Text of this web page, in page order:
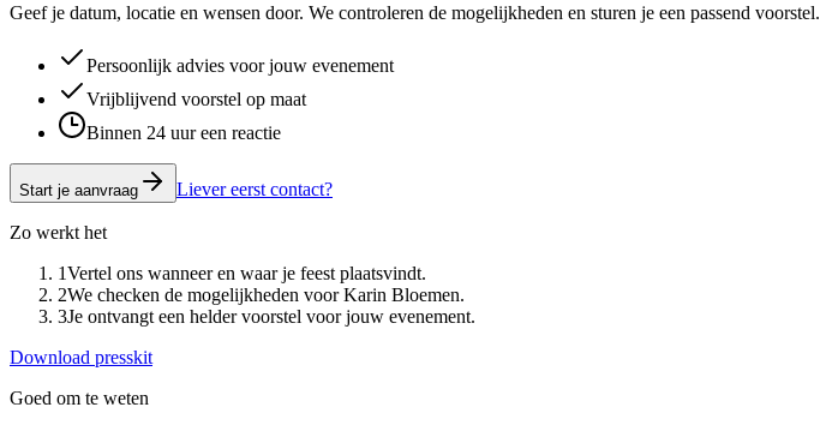
Geef je datum, locatie en wensen door. We controleren de mogelijkheden en sturen je een passend voorstel.
Persoonlijk advies voor jouw evenement
Vrijblijvend voorstel op maat
Binnen 24 uur een reactie
Start je aanvraag Liever eerst contact?
Zo werkt het
1Vertel ons wanneer en waar je feest plaatsvindt.
2We checken de mogelijkheden voor Karin Bloemen.
3Je ontvangt een helder voorstel voor jouw evenement.
Download presskit
Goed om te weten